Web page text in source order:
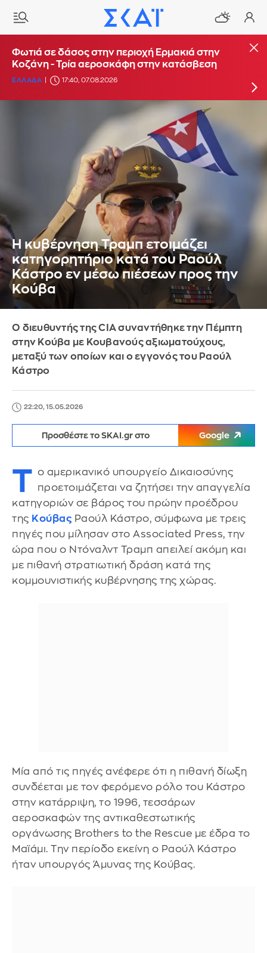
Φωτιά στο Στεφάνι Κορίνθου - Μήνυμα από το
112 για ετοιμότητα
ΕΛΛΑΔΑ 16:29, 07.08.2026
Φωτιά σε δάσος στην περιοχή Ερμακιά στην
Κοζάνη - Τρία αεροσκάφη στην κατάσβεση
ΕΛΛΑΔΑ 17:40, 07.08.2026
Η κυβέρνηση Τραμπ ετοιμάζει
κατηγορητήριο κατά του Ραούλ
Κάστρο εν μέσω πιέσεων προς την
Κούβα
Ο διευθυντής της CIA συναντήθηκε την Πέμπτη
στην Κούβα με Κουβανούς αξιωματούχους,
μεταξύ των οποίων και ο εγγονός του Ραούλ
Κάστρο
22:20, 15.05.2026
Προσθέστε το SKAI.gr στο Google
Τ ο αμερικανικό υπουργείο Δικαιοσύνης
προετοιμάζεται να ζητήσει την απαγγελία
κατηγοριών σε βάρος του πρώην προέδρου
της Κούβας Ραούλ Κάστρο, σύμφωνα με τρεις
πηγές που μίλησαν στο Associated Press, την
ώρα που ο Ντόναλντ Τραμπ απειλεί ακόμη και
με πιθανή στρατιωτική δράση κατά της
κομμουνιστικής κυβέρνησης της χώρας.
Μία από τις πηγές ανέφερε ότι η πιθανή δίωξη
συνδέεται με τον φερόμενο ρόλο του Κάστρο
στην κατάρριψη, το 1996, τεσσάρων
αεροσκαφών της αντικαθεστωτικής
οργάνωσης Brothers to the Rescue με έδρα το
Μαϊάμι. Την περίοδο εκείνη ο Ραούλ Κάστρο
ήταν υπουργός Άμυνας της Κούβας.